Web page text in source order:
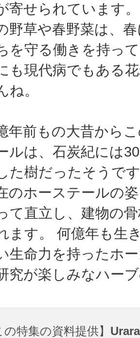
寄せられています。
野草や春野菜は、
を守る働きを持っ
も現代病でもある
ね。
年前もの大昔から
ルは、石炭紀には
た樹だったそうで
のホーステールの
て直立し、建物の
ます。 何億年も生
生命力を持ったホ
究が楽しみなハー
の特集の資料提供】